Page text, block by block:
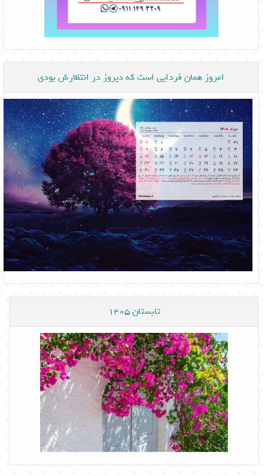
امروز همان فردایی است که دیروز در انتظارش بودی
تابستان 1405